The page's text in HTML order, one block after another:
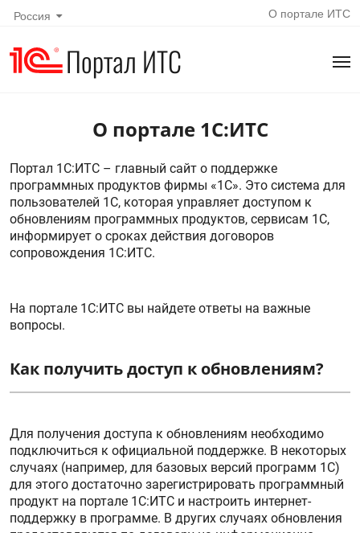
Россия О портале ИТС
Портал ИТС
О портале 1С:ИТС
Портал 1С:ИТС – главный сайт о поддержке
программных продуктов фирмы «1С». Это система для
пользователей 1С, которая управляет доступом к
обновлениям программных продуктов, сервисам 1С,
информирует о сроках действия договоров
сопровождения 1С:ИТС.
На портале 1С:ИТС вы найдете ответы на важные
вопросы.
Как получить доступ к обновлениям?
Для получения доступа к обновлениям необходимо
подключиться к официальной поддержке. В некоторых
случаях (например, для базовых версий программ 1С)
для этого достаточно зарегистрировать программный
продукт на портале 1С:ИТС и настроить интернет-
поддержку в программе. В других случаях обновления